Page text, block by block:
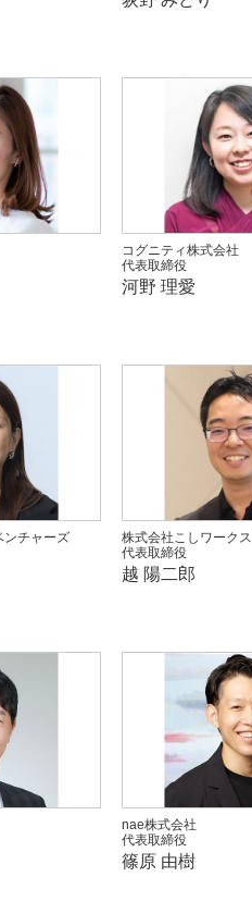
コグニティ株式会社
代表取締役
河野 理愛
ンチャーズ
株式会社こしワークス
代表取締役
越 陽二郎
nae株式会社
代表取締役
篠原 由樹